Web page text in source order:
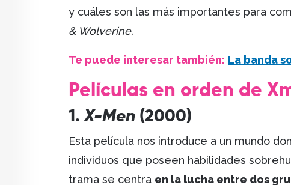
y cuáles son las más importantes para
& Wolverine.
Te puede interesar también: La banda
Películas en orden de
1. X-Men (2000)
Esta película nos introduce a un mundo
individuos que poseen habilidades
trama se centra en la lucha entre dos